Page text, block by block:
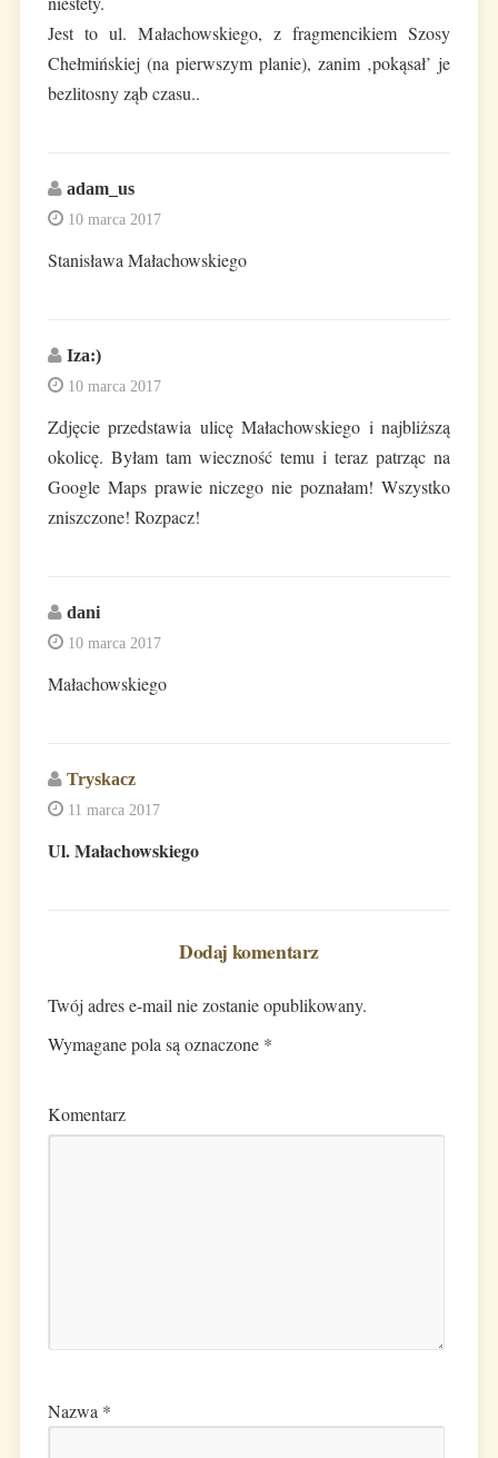
Jest to ul. Małachowskiego, z fragmencikiem Szosy
Chełmińskiej (na pierwszym planie), zanim ‚pokąsał’ je
bezlitosny ząb czasu..
adam_us
10 marca 2017
Stanisława Małachowskiego
Iza:)
10 marca 2017
Zdjęcie przedstawia ulicę Małachowskiego i najbliższą
okolicę. Byłam tam wieczność temu i teraz patrząc na
Google Maps prawie niczego nie poznałam! Wszystko
zniszczone! Rozpacz!
dani
10 marca 2017
Małachowskiego
Tryskacz
11 marca 2017
Ul. Małachowskiego
Dodaj komentarz
Twój adres e-mail nie zostanie opublikowany.
Wymagane pola są oznaczone *
Komentarz
Nazwa *